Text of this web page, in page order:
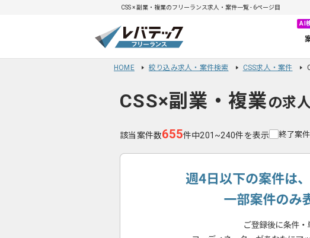
CSS × 副業・複業のフリーランス求人・案件一覧 - 6ページ目
AI
HOME 絞り込み求人・案件検索 CSS求人・案件
CSS×副業・複業の求
該当案件数655件中201~240件を表示 終了案